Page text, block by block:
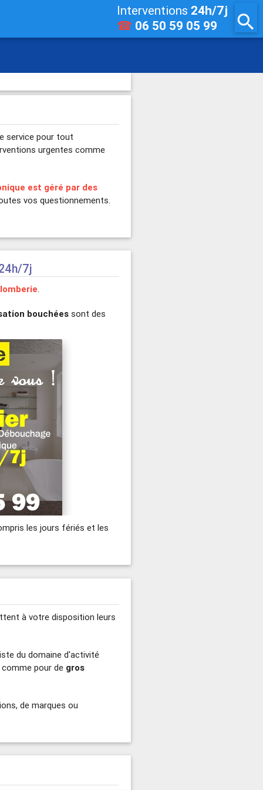
Interventions 24h/7j
☎ 06 50 59 05 99 search
service pour tout
urgentes comme
est géré par des
vos questionnements.
7j
.
bouchées sont des
les jours fériés et les
à votre disposition leurs
du domaine d'activité
comme pour de gros
de marques ou